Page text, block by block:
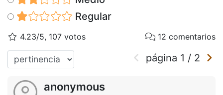
Regular
4.23/5, 107 votos 12 comentarios
página 1 / 2
anonymous